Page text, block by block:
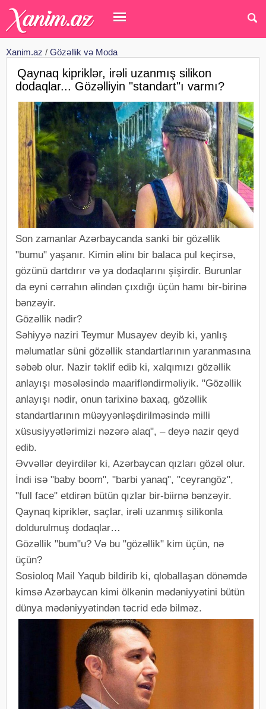
Xanim.az / Gözəllik və Moda
Qaynaq kipriklər, irəli uzanmış silikon
dodaqlar... Gözəlliyin "standart"ı varmı?
Son zamanlar Azərbaycanda sanki bir gözəllik
"bumu" yaşanır. Kimin əlinı bir balaca pul keçirsə,
gözünü dartdırır və ya dodaqlarını şişirdir. Burunlar
da eyni cərrahın əlindən çıxdığı üçün hamı bir-birinə
bənzəyir.
Gözəllik nədir?
Səhiyyə naziri Teymur Musayev deyib ki, yanlış
məlumatlar süni gözəllik standartlarının yaranmasına
səbəb olur. Nazir təklif edib ki, xalqımızı gözəllik
anlayışı məsələsində maarifləndirməliyik. "Gözəllik
anlayışı nədir, onun tarixinə baxaq, gözəllik
standartlarının müəyyənləşdirilməsində milli
xüsusiyyətlərimizi nəzərə alaq", – deyə nazir qeyd
edib.
Əvvəllər deyirdilər ki, Azərbaycan qızları gözəl olur.
İndi isə "baby boom", "barbi yanaq", "ceyrangöz",
"full face" etdirən bütün qızlar bir-biirnə bənzəyir.
Qaynaq kipriklər, saçlar, irəli uzanmış silikonla
doldurulmuş dodaqlar…
Gözəllik "bum"u? Və bu "gözəllik" kim üçün, nə
üçün?
Sosioloq Mail Yaqub bildirib ki, qloballaşan dönəmdə
kimsə Azərbaycan kimi ölkənin mədəniyyətini bütün
dünya mədəniyyətindən təcrid edə bilməz.